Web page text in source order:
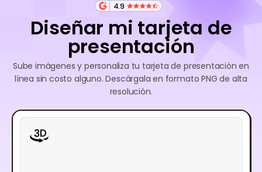
4.9
Diseñar mi tarjeta de
presentación
Sube imágenes y personaliza tu tarjeta de presentación en
línea sin costo alguno. Descárgala en formato PNG de alta
resolución.